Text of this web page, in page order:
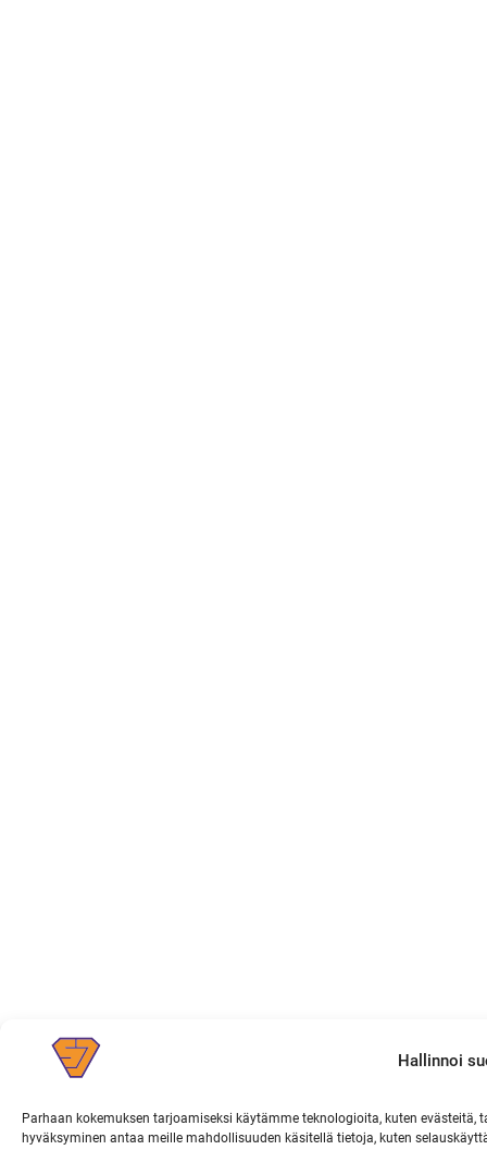
Hallinnoi
Parhaan kokemuksen tarjoamiseksi käytämme teknologioita, kuten
hyväksyminen antaa meille mahdollisuuden käsitellä tietoja, kuten